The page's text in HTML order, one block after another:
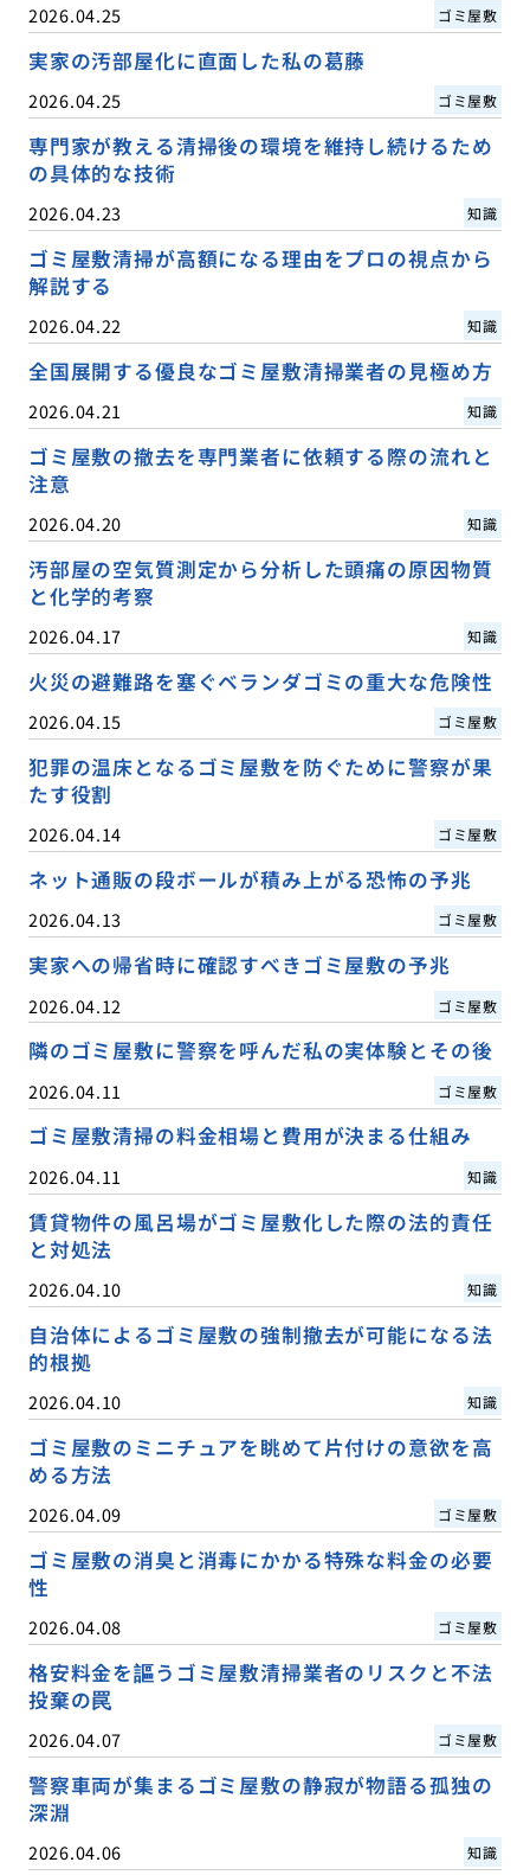
2026.04.25 ゴミ屋敷
実家の汚部屋化に直面した私の葛藤
2026.04.25 ゴミ屋敷
専門家が教える清掃後の環境を維持し続けるため
の具体的な技術
2026.04.23 知識
ゴミ屋敷清掃が高額になる理由をプロの視点から
解説する
2026.04.22 知識
全国展開する優良なゴミ屋敷清掃業者の見極め方
2026.04.21 知識
ゴミ屋敷の撤去を専門業者に依頼する際の流れと
注意
2026.04.20 知識
汚部屋の空気質測定から分析した頭痛の原因物質
と化学的考察
2026.04.17 知識
火災の避難路を塞ぐベランダゴミの重大な危険性
2026.04.15 ゴミ屋敷
犯罪の温床となるゴミ屋敷を防ぐために警察が果
たす役割
2026.04.14 ゴミ屋敷
ネット通販の段ボールが積み上がる恐怖の予兆
2026.04.13 ゴミ屋敷
実家への帰省時に確認すべきゴミ屋敷の予兆
2026.04.12 ゴミ屋敷
隣のゴミ屋敷に警察を呼んだ私の実体験とその後
2026.04.11 ゴミ屋敷
ゴミ屋敷清掃の料金相場と費用が決まる仕組み
2026.04.11 知識
賃貸物件の風呂場がゴミ屋敷化した際の法的責任
と対処法
2026.04.10 知識
自治体によるゴミ屋敷の強制撤去が可能になる法
的根拠
2026.04.10 知識
ゴミ屋敷のミニチュアを眺めて片付けの意欲を高
める方法
2026.04.09 ゴミ屋敷
ゴミ屋敷の消臭と消毒にかかる特殊な料金の必要
性
2026.04.08 ゴミ屋敷
格安料金を謳うゴミ屋敷清掃業者のリスクと不法
投棄の罠
2026.04.07 ゴミ屋敷
警察車両が集まるゴミ屋敷の静寂が物語る孤独の
深淵
2026.04.06 知識